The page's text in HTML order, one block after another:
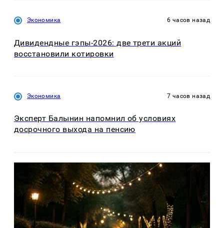
Экономика 6 часов назад
Дивидендные гэпы-2026: две трети акций
восстановили котировки
Экономика 7 часов назад
Эксперт Балынин напомнил об условиях
досрочного выхода на пенсию